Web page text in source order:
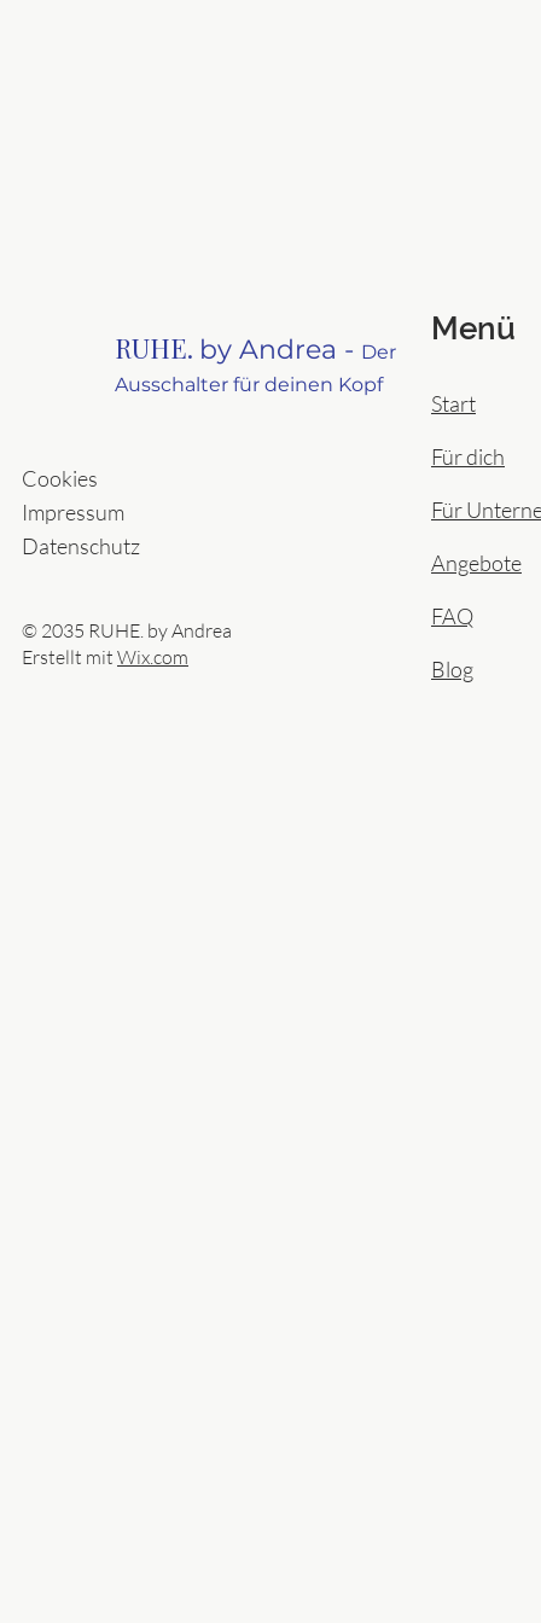
RUHE. by Andrea - Der
Ausschalter für deinen Kopf
Cookies
Impressum
Datenschutz
© 2035 RUHE. by Andrea
Erstellt mit Wix.com
Menü
Start
Für dich
Für
Angebote
FAQ
Blog